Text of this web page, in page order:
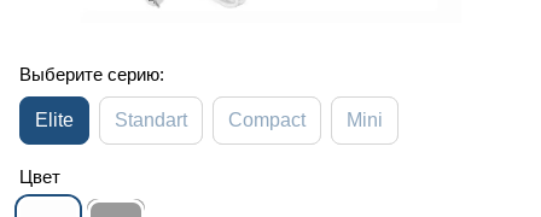
Выберите серию:
Elite Standart Compact Mini
Цвет